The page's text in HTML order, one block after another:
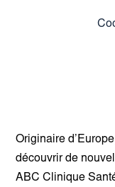
Originaire
découvrir de
ABC Clinique